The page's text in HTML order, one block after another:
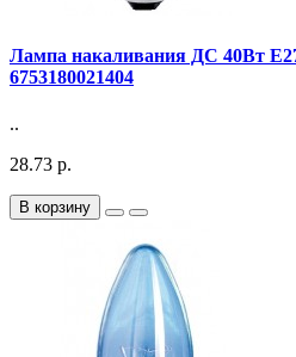
Лампа накаливания ДС 40Вт
6753180021404
..
28.73 р.
В корзину